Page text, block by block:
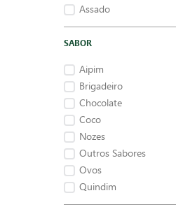
Assado
SABOR
Aipim
Brigadeiro
Chocolate
Coco
Nozes
Outros Sabores
Ovos
Quindim